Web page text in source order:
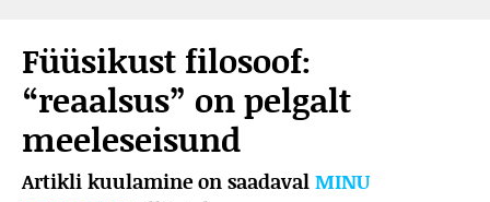
Füüsikust filosoof:
“reaalsus” on pelgalt
meeleseisund
Artikli kuulamine on saadaval MINU